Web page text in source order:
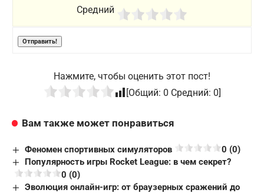
Средний
Нажмите, чтобы оценить этот пост!
[Общий: 0 Средний: 0]
Вам также может понравиться
Феномен спортивных симуляторов
0 (0)
Популярность игры Rocket League: в чем секрет?
0 (0)
Эволюция онлайн-игр: от браузерных сражений до